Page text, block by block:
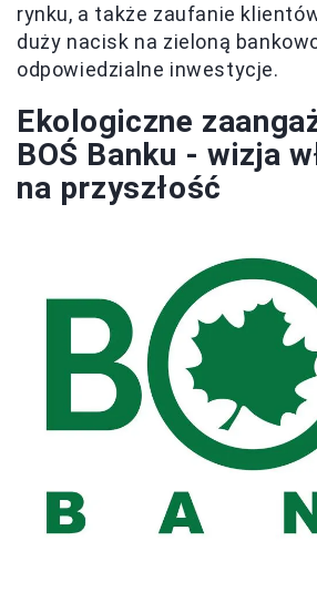
rynku, a także zaufanie
duży nacisk na zieloną
odpowiedzialne inwestycje.
Ekologiczne
BOŚ Banku - wizja
na przyszłość